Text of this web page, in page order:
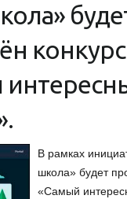
конкурс
В рамках
школа» будет
«Самый